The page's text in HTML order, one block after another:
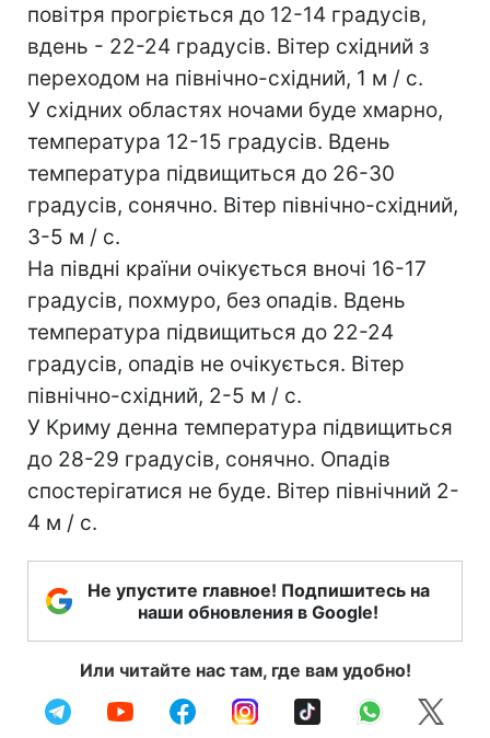
повітря прогріється до 12-14 градусів,
вдень - 22-24 градусів. Вітер східний з
переходом на північно-східний, 1 м / с.
У східних областях ночами буде хмарно,
температура 12-15 градусів. Вдень
температура підвищиться до 26-30
градусів, сонячно. Вітер північно-східний,
3-5 м / с.
На півдні країни очікується вночі 16-17
градусів, похмуро, без опадів. Вдень
температура підвищиться до 22-24
градусів, опадів не очікується. Вітер
північно-східний, 2-5 м / с.
У Криму денна температура підвищиться
до 28-29 градусів, сонячно. Опадів
спостерігатися не буде. Вітер північний 2-
4 м / с.
Не упустите главное! Подпишитесь на
наши обновления в Google!
Или читайте нас там, где вам удобно!